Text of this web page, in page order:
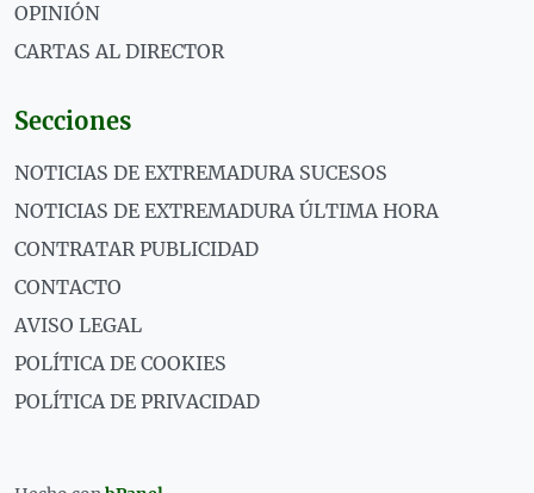
OPINIÓN
CARTAS AL DIRECTOR
Secciones
NOTICIAS DE EXTREMADURA SUCESOS
NOTICIAS DE EXTREMADURA ÚLTIMA HORA
CONTRATAR PUBLICIDAD
CONTACTO
AVISO LEGAL
POLÍTICA DE COOKIES
POLÍTICA DE PRIVACIDAD